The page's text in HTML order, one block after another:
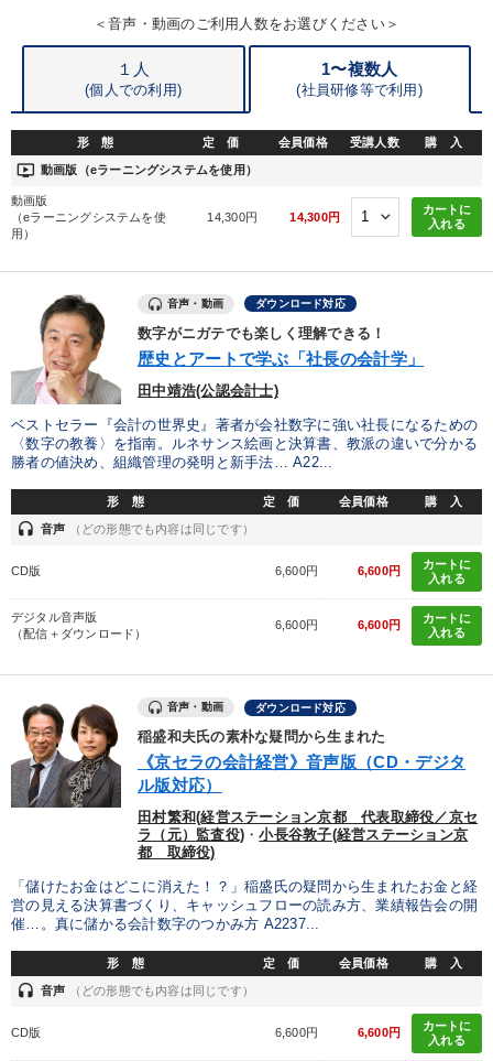
タグから探す refresh
すべての音声・動画（全2077タイトル）からお探しいただけます
ランチェスター戦略 商品開発 聞き手・作間信司
コミュニケーション
SDGs 銀行交渉 FCビジネス マーケティング
＜音声・動画のご利用人数をお選びください＞
１人
(個人での利用)
1〜複数人
(社員研修等で利用)
形 態 定 価 会員価格 受講人数 購 入
ondemand_video 動画版（eラーニングシステムを使用）
動画版
（eラーニングシステムを使
用）
14,300円 14,300円
カートに
入れる
音声・動画 ダウンロード対応
数字がニガテでも楽しく理解できる！
歴史とアートで学ぶ「社長の会計学」
田中靖浩(公認会計士)
ベストセラー『会計の世界史』著者が会社数字に強い社長になるための
〈数字の教養〉を指南。ルネサンス絵画と決算書、教派の違いで分かる
勝者の値決め、組織管理の発明と新手法… A22...
形 態 定 価 会員価格 購 入
headset 音声 （どの形態でも内容は同じです）
CD版 6,600円 6,600円
カートに
入れる
デジタル音声版
（配信＋ダウンロード）
6,600円 6,600円
カートに
入れる
音声・動画 ダウンロード対応
稲盛和夫氏の素朴な疑問から生まれた
《京セラの会計経営》音声版（CD・デジタ
ル版対応）
田村繁和(経営ステーション京都 代表取締役／京セ
ラ（元）監査役) ・小長谷敦子(経営ステーション京
都 取締役)
「儲けたお金はどこに消えた！？」稲盛氏の疑問から生まれたお金と経
営の見える決算書づくり、キャッシュフローの読み方、業績報告会の開
催…。真に儲かる会計数字のつかみ方 A2237...
形 態 定 価 会員価格 購 入
headset 音声 （どの形態でも内容は同じです）
CD版 6,600円 6,600円
カートに
入れる